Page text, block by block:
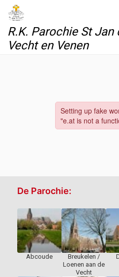
Skip to content
R.K. Parochie St Jan
Vecht en Venen
De Parochie:
Abcoude
Breukelen /
Loenen aan de
Vecht